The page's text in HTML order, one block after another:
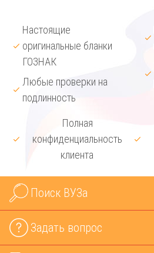
Настоящие
оригинальные бланки
ГОЗНАК
Любые проверки на
подлинность
Полная
конфиденциальность
клиента
Поиск ВУЗа
Задать вопрос